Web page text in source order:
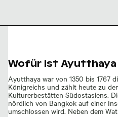
Wat
Wofür ist Ayutthaya
Ayutthaya war von 1350 bis 1767
Königreichs und zählt heute zu
Kulturerbestätten Südostasiens.
nördlich von Bangkok auf einer
umschlossen wird. Neben dem